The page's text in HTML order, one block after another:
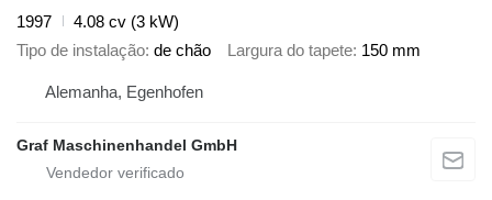
1997
4.08 cv (3 kW)
Tipo de instalação de chão Largura do tapete 150 mm
Alemanha, Egenhofen
Graf Maschinenhandel GmbH